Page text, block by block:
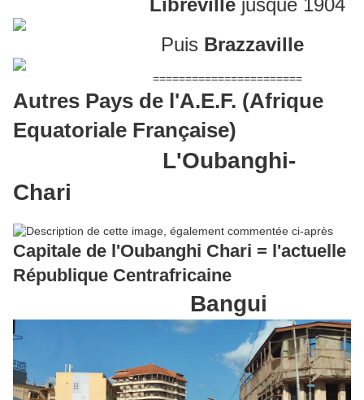
Libreville jusque 1904
Puis Brazzaville
=======================
Autres Pays de l'A.E.F. (Afrique
Equatoriale Française)
L'Oubanghi-
Chari
Capitale de l'Oubanghi Chari = l'actuelle
République Centrafricaine
Bangui